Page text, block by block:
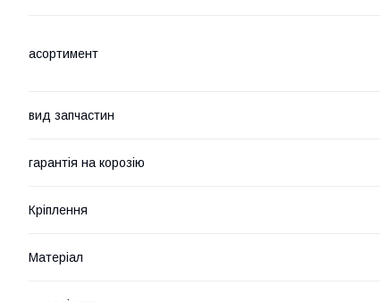
асортимент
вид запчастин
гарантія на корозію
Кріплення
Матеріал